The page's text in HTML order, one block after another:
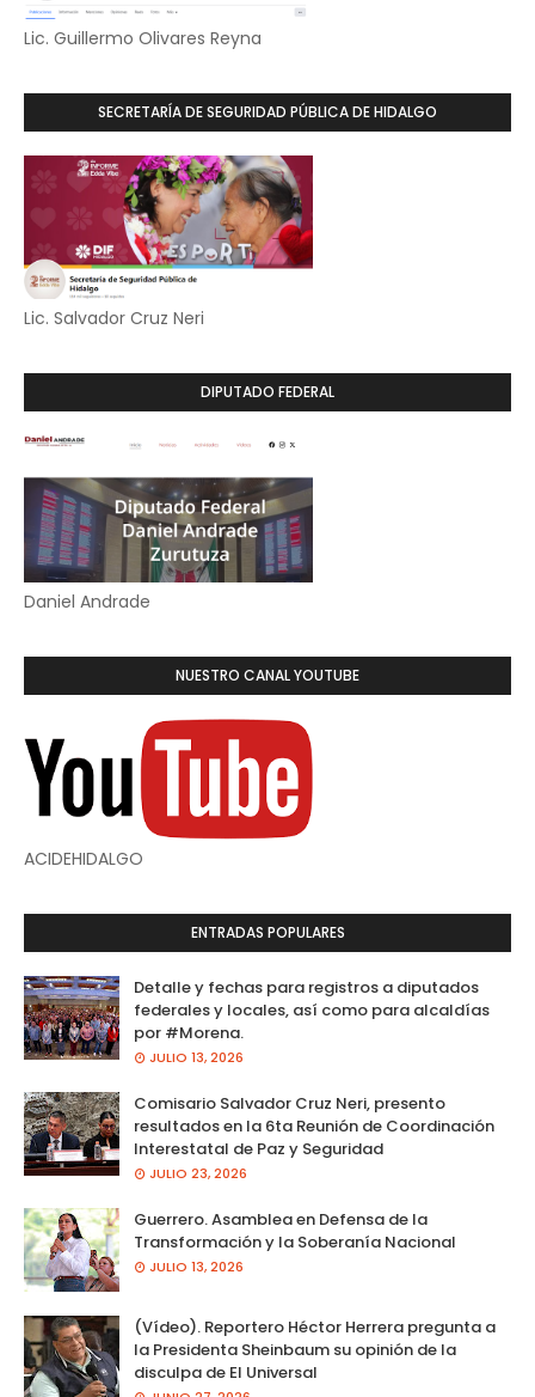
Lic. Guillermo Olivares Reyna
SECRETARÍA DE SEGURIDAD PÚBLICA DE HIDALGO
Lic. Salvador Cruz Neri
DIPUTADO FEDERAL
Daniel Andrade
NUESTRO CANAL YOUTUBE
ACIDEHIDALGO
ENTRADAS POPULARES
Detalle y fechas para registros a diputados
federales y locales, así como para alcaldías
por #Morena.
JULIO 13, 2026
Comisario Salvador Cruz Neri, presento
resultados en la 6ta Reunión de Coordinación
Interestatal de Paz y Seguridad
JULIO 23, 2026
Guerrero. Asamblea en Defensa de la
Transformación y la Soberanía Nacional
JULIO 13, 2026
(Vídeo). Reportero Héctor Herrera pregunta a
la Presidenta Sheinbaum su opinión de la
disculpa de El Universal